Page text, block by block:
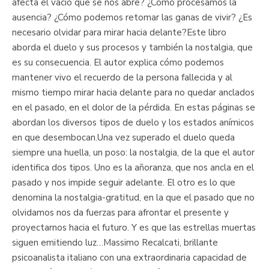
ausencia? ¿Cómo podemos retomar las ganas de vivir? ¿Es
necesario olvidar para mirar hacia delante?Este libro
aborda el duelo y sus procesos y también la nostalgia, que
es su consecuencia. El autor explica cómo podemos
mantener vivo el recuerdo de la persona fallecida y al
mismo tiempo mirar hacia delante para no quedar anclados
en el pasado, en el dolor de la pérdida. En estas páginas se
abordan los diversos tipos de duelo y los estados anímicos
en que desembocan.Una vez superado el duelo queda
siempre una huella, un poso: la nostalgia, de la que el autor
identifica dos tipos. Uno es la añoranza, que nos ancla en el
pasado y nos impide seguir adelante. El otro es lo que
denomina la nostalgia-gratitud, en la que el pasado que no
olvidamos nos da fuerzas para afrontar el presente y
proyectarnos hacia el futuro. Y es que las estrellas muertas
siguen emitiendo luz…Massimo Recalcati, brillante
psicoanalista italiano con una extraordinaria capacidad de